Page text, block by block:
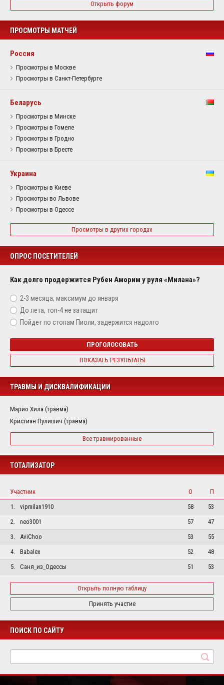
Открыть форум
ПРОСМОТРЫ МАТЧЕЙ
Россия
Просмотры в Москве
Просмотры в Санкт-Петербурге
Беларусь
Просмотры в Минске
Просмотры в Гомеле
Просмотры в Гродно
Просмотры в Бресте
Украина
Просмотры в Киеве
Просмотры во Львове
Просмотры в Одессе
Просмотры в других городах
ОПРОС ПОСЕТИТЕЛЕЙ
Как долго продержится Рубен Аморим у руля «Милана»?
2-3 месяца, максимум до января
До лета, топ-4 не затащит
Пойдет по стопам Пиоли, задержится надолго
ПРОГОЛОСОВАТЬ
ПОКАЗАТЬ РЕЗУЛЬТАТЫ
ТРАВМЫ И ДИСКВАЛИФИКАЦИИ
Марио Хила (травма)
Кристиан Пулишич (травма)
Все травмированные
ТОТАЛИЗАТОР
Участник О
П
1.
vipmilan1910 58
53
2.
neo3001 57
47
3.
AviChoo 53
55
4.
Babalex 52
48
5.
Саня_из_Одессы 51 53
Открыть полную таблицу
Принять участие
ПОИСК ПО САЙТУ